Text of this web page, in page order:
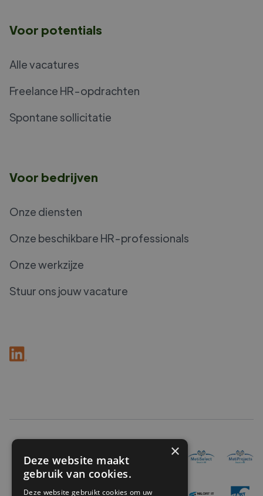
Voor potentials
Alle vacatures
Freelance HR-opdrachten
Spontane sollicitatie
Voor bedrijven
Onze diensten
Onze beschikbare HR-professionals
Onze werkzijze
Stuur ons jouw vacature
×
Deze website maakt
gebruik van cookies.
Deze website gebruikt cookies om uw